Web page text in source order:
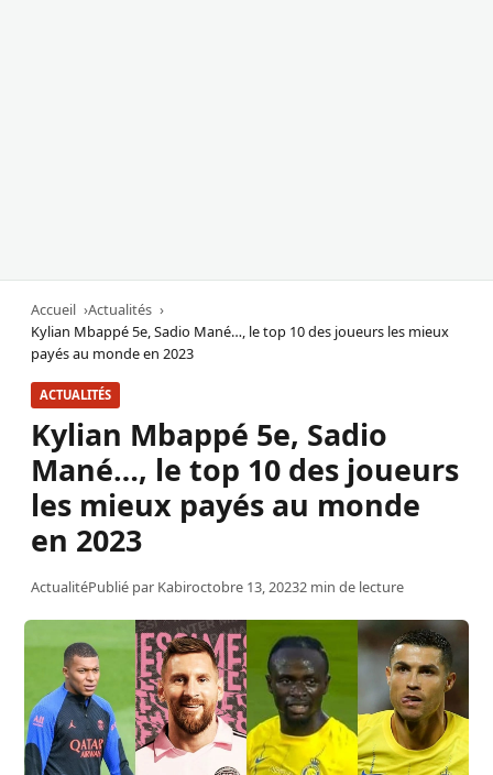
Accueil
Actualités
Kylian Mbappé 5e, Sadio Mané…, le top 10 des joueurs les mieux
payés au monde en 2023
ACTUALITÉS
Kylian Mbappé 5e, Sadio
Mané…, le top 10 des joueurs
les mieux payés au monde
en 2023
ActualitéPublié par Kabiroctobre 13, 20232 min de lecture